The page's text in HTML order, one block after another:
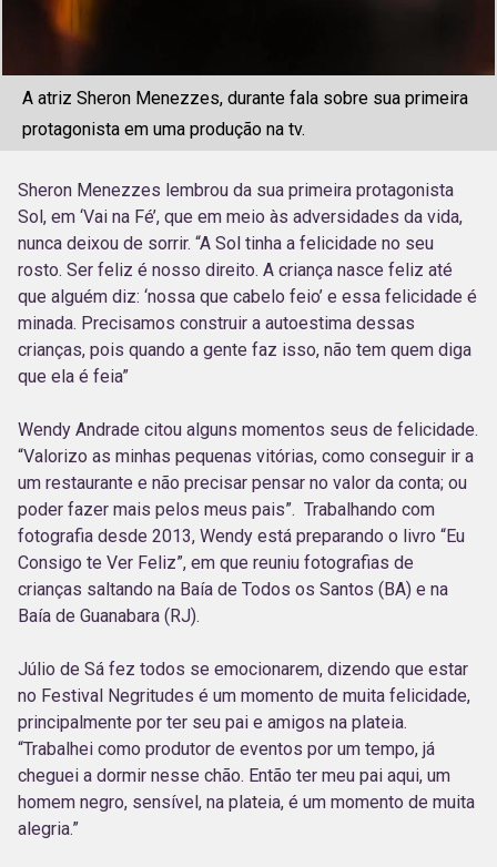
A atriz Sheron Menezzes, durante fala sobre sua primeira
protagonista em uma produção na tv.
Sheron Menezzes lembrou da sua primeira protagonista
Sol, em ‘Vai na Fé’, que em meio às adversidades da vida,
nunca deixou de sorrir. “A Sol tinha a felicidade no seu
rosto. Ser feliz é nosso direito. A criança nasce feliz até
que alguém diz: ‘nossa que cabelo feio’ e essa felicidade é
minada. Precisamos construir a autoestima dessas
crianças, pois quando a gente faz isso, não tem quem diga
que ela é feia”
Wendy Andrade citou alguns momentos seus de felicidade.
“Valorizo as minhas pequenas vitórias, como conseguir ir a
um restaurante e não precisar pensar no valor da conta; ou
poder fazer mais pelos meus pais”. Trabalhando com
fotografia desde 2013, Wendy está preparando o livro “Eu
Consigo te Ver Feliz”, em que reuniu fotografias de
crianças saltando na Baía de Todos os Santos (BA) e na
Baía de Guanabara (RJ).
Júlio de Sá fez todos se emocionarem, dizendo que estar
no Festival Negritudes é um momento de muita felicidade,
principalmente por ter seu pai e amigos na plateia.
“Trabalhei como produtor de eventos por um tempo, já
cheguei a dormir nesse chão. Então ter meu pai aqui, um
homem negro, sensível, na plateia, é um momento de muita
alegria.”